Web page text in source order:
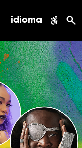
idioma